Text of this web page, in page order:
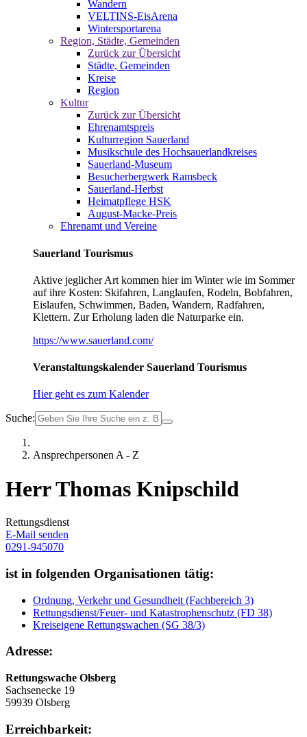
Wandern
VELTINS-EisArena
Wintersportarena
Region, Städte, Gemeinden
Zurück zur Übersicht
Städte, Gemeinden
Kreise
Region
Kultur
Zurück zur Übersicht
Ehrenamtspreis
Kulturregion Sauerland
Musikschule des Hochsauerlandkreises
Sauerland-Museum
Besucherbergwerk Ramsbeck
Sauerland-Herbst
Heimatpflege HSK
August-Macke-Preis
Ehrenamt und Vereine
Sauerland Tourismus
Aktive jeglicher Art kommen hier im Winter wie im Sommer
auf ihre Kosten: Skifahren, Langlaufen, Rodeln, Bobfahren,
Eislaufen, Schwimmen, Baden, Wandern, Radfahren,
Klettern. Zur Erholung laden die Naturparke ein.
https://www.sauerland.com/
Veranstaltungskalender Sauerland Tourismus
Hier geht es zum Kalender
Suche:
Ansprechpersonen A - Z
Herr Thomas Knipschild
Rettungsdienst
E-Mail senden
0291-945070
ist in folgenden Organisationen tätig:
Ordnung, Verkehr und Gesundheit (Fachbereich 3)
Rettungsdienst/Feuer- und Katastrophenschutz (FD 38)
Kreiseigene Rettungswachen (SG 38/3)
Adresse:
Rettungswache Olsberg
Sachsenecke 19
59939 Olsberg
Erreichbarkeit: